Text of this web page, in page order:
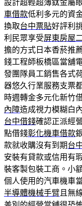
設計超輕超薄鈦金屬
車借款低利多元的資
換取台中票貼好評利
利民眾享受屏東房屋
擔的方式日本香菸推
錢工程師板橋區當舖
發團隊員工銷售各式
器悠久行業服務支票
時週轉金多元化新竹
內障造成視力模糊白
台中借錢確認正派經
點借錢彰化機車借款
款就收購沒有到期台
安裝有貸款或信用有
裝客製包裝工商。小
個人使用的汽車機車
半導體機械手臂 且無